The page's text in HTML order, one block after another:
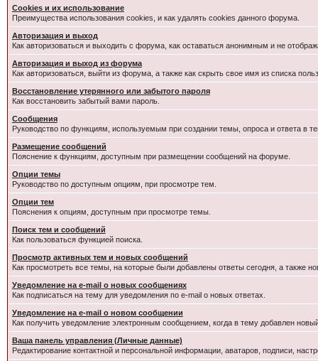
Cookies и их использование
Преимущества использования cookies, и как удалять cookies данного форума.
Авторизация и выход
Как авторизоваться и выходить с форума, как оставаться анонимным и не
Авторизация и выход из форума
Как авторизоваться, выйти из форума, а также как скрыть свое имя из списка
Восстановление утерянного или забытого пароля
Как восстановить забытый вами пароль.
Сообщения
Руководство по функциям, используемым при создании темы, опроса и ответа в
Размещение сообщений
Пояснение к функциям, доступным при размещении сообщений на форуме.
Опции темы
Руководство по доступным опциям, при просмотре тем.
Опции тем
Пояснения к опциям, доступным при просмотре темы.
Поиск тем и сообщений
Как пользоваться функцией поиска.
Просмотр активных тем и новых сообщений
Как просмотреть все темы, на которые были добавлены ответы сегодня, а также
Уведомление на e-mail о новых сообщениях
Как подписаться на тему для уведомления по e-mail о новых ответах.
Уведомление на е-mail о новом сообщении
Как получить уведомление электронным сообщением, когда в тему добавлен
Ваша панель управления (Личные данные)
Редактирование контактной и персональной информации, аватаров, подписи,